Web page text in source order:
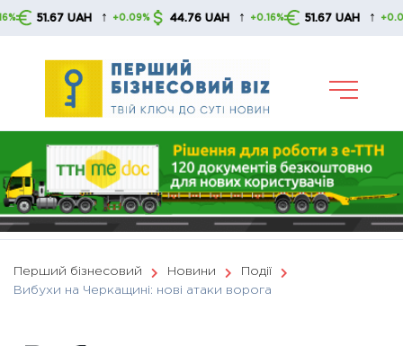
Skip
51.67 UAH ↑ +0.09% 44.76 UAH ↑ +0.16% 51.67 UAH ↑ +0.09%
Перший бізнесовий Новини
Події
Вибухи на Черкащині: нові атаки ворога